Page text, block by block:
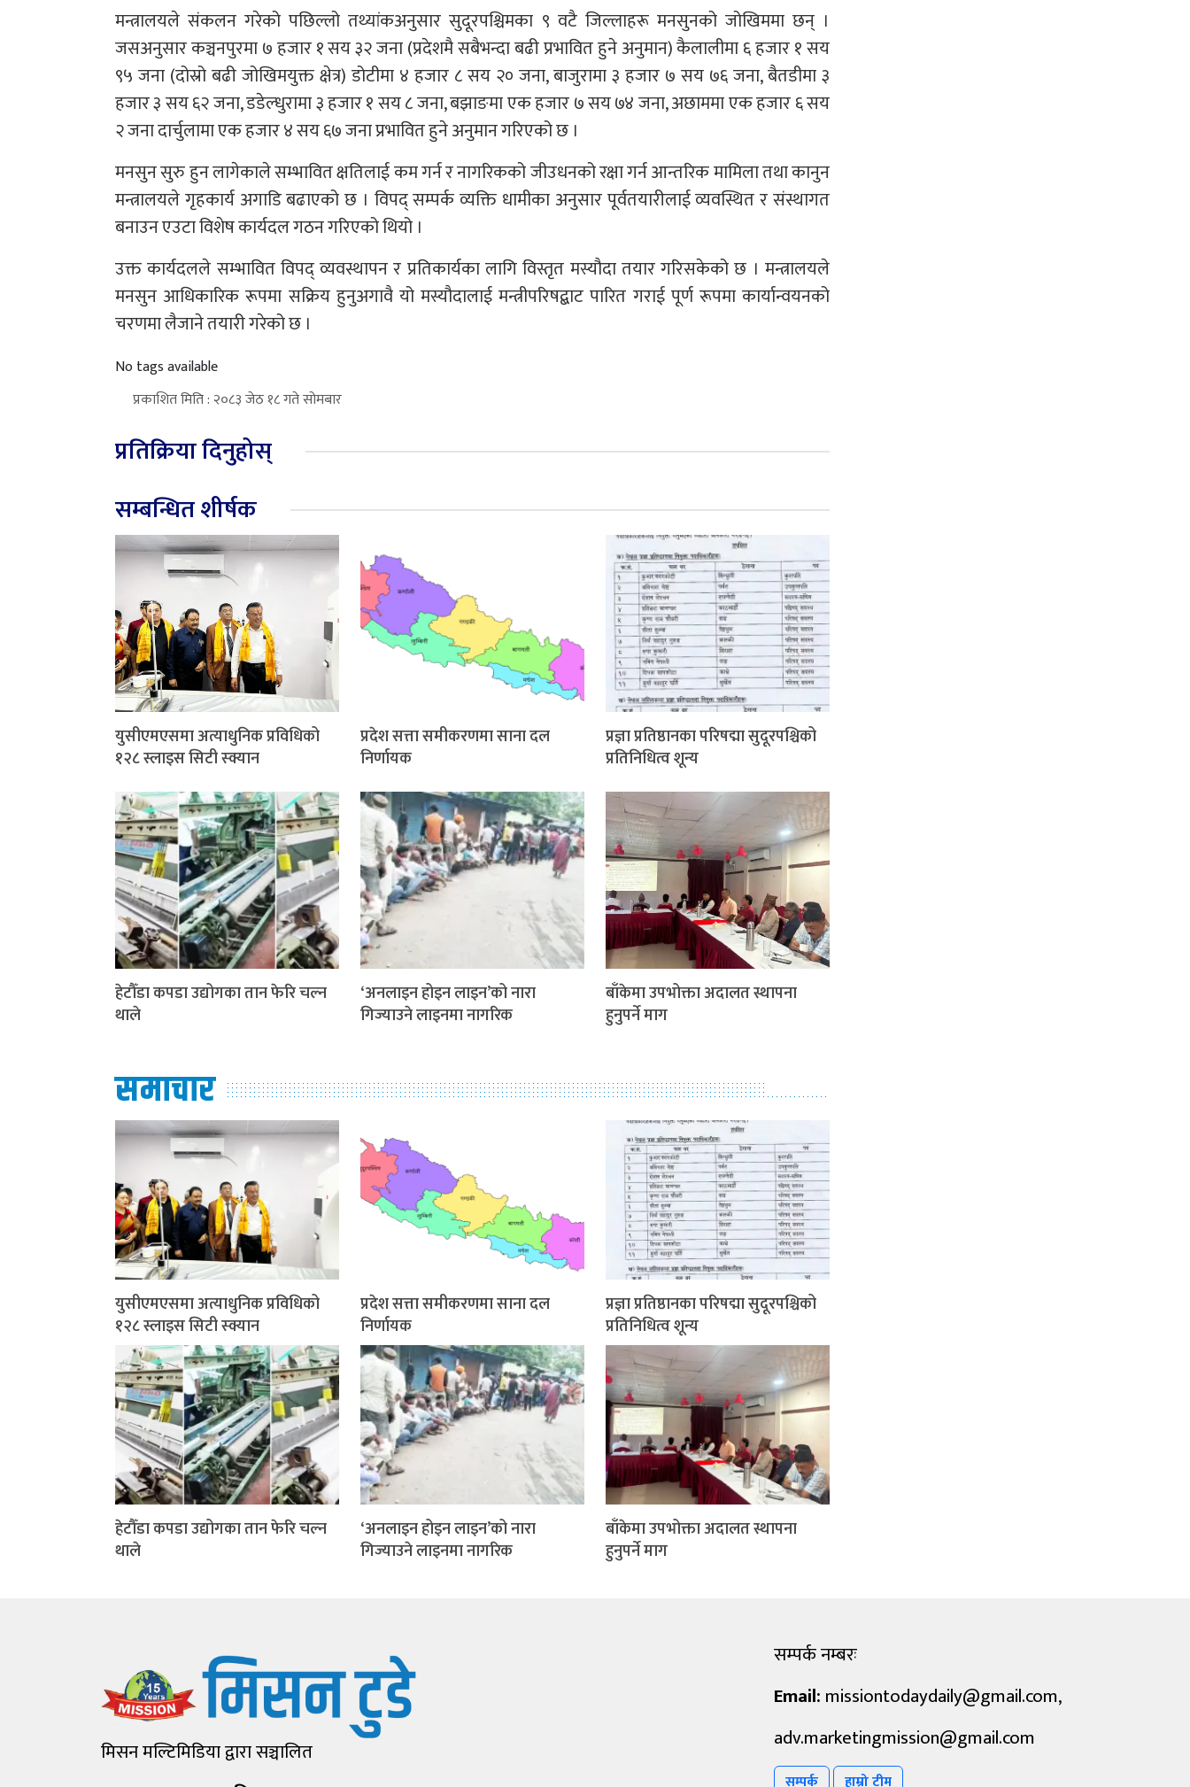
मन्त्रालयले संकलन गरेको पछिल्लो तथ्यांकअनुसार सुदूरपश्चिमका ९ वटै जिल्लाहरू मनसुनको जोखिममा छन् ।
जसअनुसार कञ्चनपुरमा ७ हजार १ सय ३२ जना (प्रदेशमै सबैभन्दा बढी प्रभावित हुने अनुमान) कैलालीमा ६ हजार १ सय
९५ जना (दोस्रो बढी जोखिमयुक्त क्षेत्र) डोटीमा ४ हजार ८ सय २० जना, बाजुरामा ३ हजार ७ सय ७६ जना, बैतडीमा ३
हजार ३ सय ६२ जना, डडेल्धुरामा ३ हजार १ सय ८ जना, बझाङमा एक हजार ७ सय ७४ जना, अछाममा एक हजार ६ सय
२ जना दार्चुलामा एक हजार ४ सय ६७ जना प्रभावित हुने अनुमान गरिएको छ ।
मनसुन सुरु हुन लागेकाले सम्भावित क्षतिलाई कम गर्न र नागरिकको जीउधनको रक्षा गर्न आन्तरिक मामिला तथा कानुन
मन्त्रालयले गृहकार्य अगाडि बढाएको छ । विपद् सम्पर्क व्यक्ति धामीका अनुसार पूर्वतयारीलाई व्यवस्थित र संस्थागत
बनाउन एउटा विशेष कार्यदल गठन गरिएको थियो ।
उक्त कार्यदलले सम्भावित विपद् व्यवस्थापन र प्रतिकार्यका लागि विस्तृत मस्यौदा तयार गरिसकेको छ । मन्त्रालयले
मनसुन आधिकारिक रूपमा सक्रिय हुनुअगावै यो मस्यौदालाई मन्त्रीपरिषद्बाट पारित गराई पूर्ण रूपमा कार्यान्वयनको
चरणमा लैजाने तयारी गरेको छ ।
No tags available
प्रकाशित मिति : २०८३ जेठ १८ गते सोमबार
प्रतिक्रिया दिनुहोस्
सम्बन्धित शीर्षक
युसीएमएसमा अत्याधुनिक प्रविधिको
१२८ स्लाइस सिटी स्क्यान
प्रदेश सत्ता समीकरणमा साना दल
निर्णायक
प्रज्ञा प्रतिष्ठानका परिषद्मा सुदूरपश्चिको
प्रतिनिधित्व शून्य
हेटौँडा कपडा उद्योगका तान फेरि चल्न
थाले
‘अनलाइन होइन लाइन’को नारा
गिज्याउने लाइनमा नागरिक
बाँकेमा उपभोक्ता अदालत स्थापना
हुनुपर्ने माग
समाचार
युसीएमएसमा अत्याधुनिक प्रविधिको
१२८ स्लाइस सिटी स्क्यान
प्रदेश सत्ता समीकरणमा साना दल
निर्णायक
प्रज्ञा प्रतिष्ठानका परिषद्मा सुदूरपश्चिको
प्रतिनिधित्व शून्य
हेटौँडा कपडा उद्योगका तान फेरि चल्न
थाले
‘अनलाइन होइन लाइन’को नारा
गिज्याउने लाइनमा नागरिक
बाँकेमा उपभोक्ता अदालत स्थापना
हुनुपर्ने माग
मिसन मल्टिमिडिया द्वारा सञ्चालित
सम्पर्क नम्बरः
Email: missiontodaydaily@gmail.com,
adv.marketingmission@gmail.com